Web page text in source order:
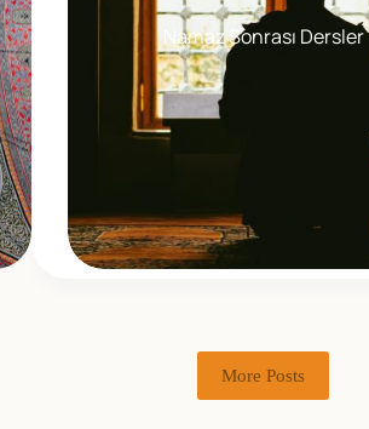
Namaz Sonrası Dersler
More Posts